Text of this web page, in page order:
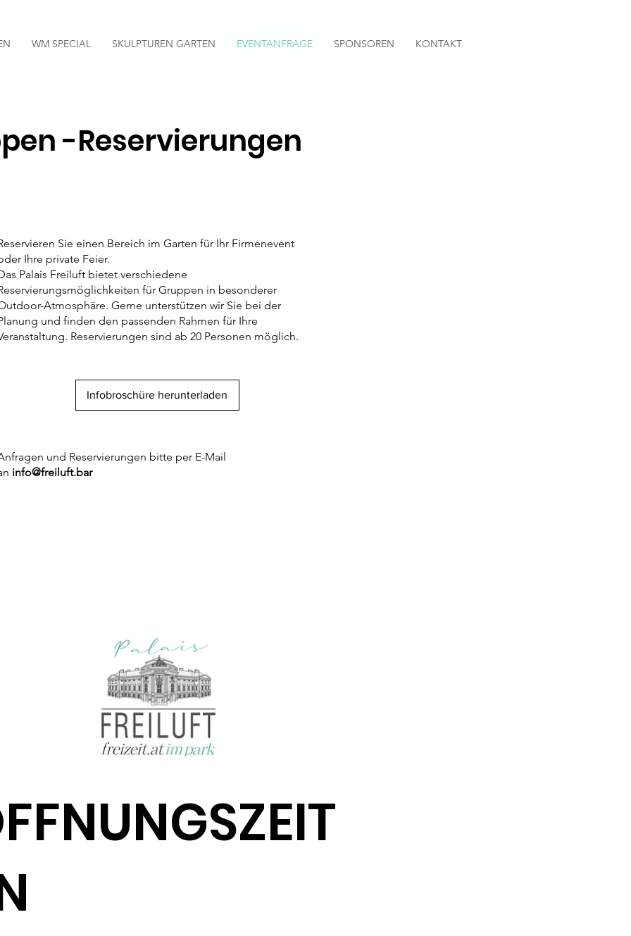
WM SPECIAL SKULPTUREN GARTEN EVENTANFRAGE SPONSOREN KONTAKT
-Reservierungen
Sie einen Bereich im Garten für Ihr Firmenevent
Ihre private Feier.
Palais Freiluft bietet verschiedene
für Gruppen in besonderer
Atmosphäre. Gerne unterstützen wir Sie bei der
und finden den passenden Rahmen für Ihre
Reservierungen sind ab 20 Personen möglich.
Infobroschüre herunterladen
und Reservierungen bitte per E-Mail
info@freiluft.bar